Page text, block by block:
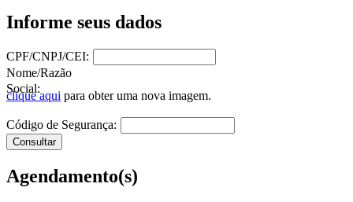
Informe seus dados
CPF/CNPJ/CEI:
Nome/Razão
Social:
clique aqui para obter uma nova imagem.
Código de Segurança:
Agendamento(s)